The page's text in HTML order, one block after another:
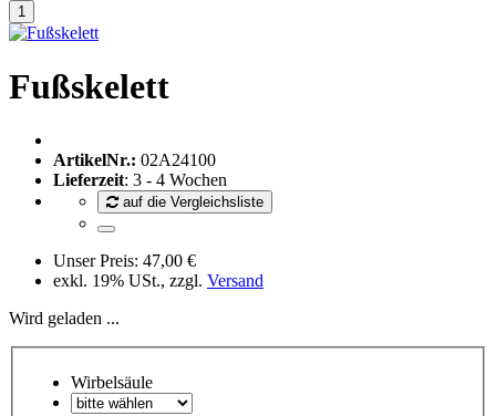
Fußskelett
ArtikelNr.: 02A24100
Lieferzeit: 3 - 4 Wochen
auf die Vergleichsliste
Unser Preis: 47,00 €
exkl. 19% USt., zzgl. Versand
Wird geladen ...
Wirbelsäule